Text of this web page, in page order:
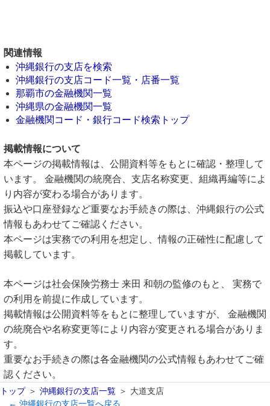
関連情報
沖縄銀行の支店を検索
沖縄銀行の支店コード一覧・店番一覧
那覇市の金融機関一覧
沖縄県の金融機関一覧
金融機関コード・銀行コード検索トップ
掲載情報について
本ページの掲載情報は、公開資料等をもとに確認・整理して
います。 金融機関の統廃合、支店名称変更、組織再編等によ
り内容が変わる場合があります。
振込や口座登録など重要なお手続きの際は、沖縄銀行の公式
情報もあわせてご確認ください。
本ページは実務での利用を想定し、情報の正確性に配慮して
掲載しています。
本ページは社会保険労務士 来田 和朝の監修のもと、 実務で
の利用を前提に作成しています。
掲載情報は公開資料等をもとに整理していますが、 金融機関
の統廃合や名称変更等により内容が変更される場合がありま
す。
重要なお手続きの際は各金融機関の公式情報もあわせてご確
認ください。
トップ 沖縄銀行の支店一覧
大道支店
← 沖縄銀行の支店一覧へ戻る